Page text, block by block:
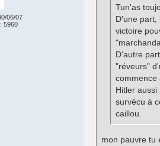
06/07
5960
Tun'as
D'une part,
victoire
D'autre
"réveurs"
commence
Hitler
survécu à
caillou.
mon pauvre tu